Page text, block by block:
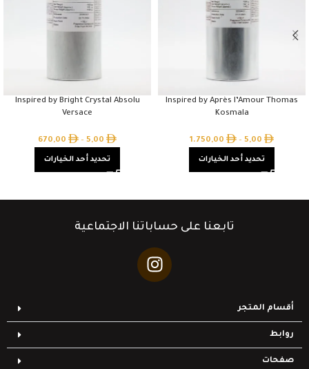
Inspired by Après l’Amour Thomas
Kosmala
5,00
–
1.750,00
تحديد أحد الخيارات
Inspired by Bright Crystal Absolu
Versace
5,00
–
670,00
تحديد أحد الخيارات
تابعنا على حساباتنا الاجتماعية
أقسام المتجر
روابط
صفحات